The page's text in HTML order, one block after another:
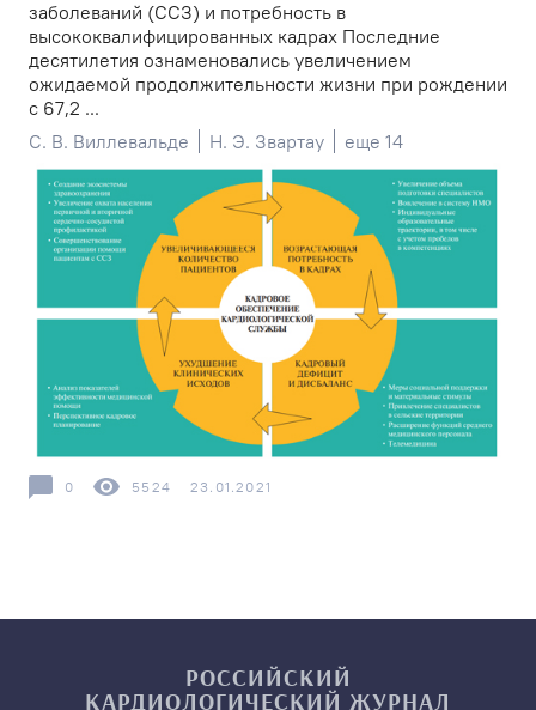
заболеваний (ССЗ) и потребность в
высококвалифицированных кадрах Последние
десятилетия ознаменовались увеличением
ожидаемой продолжительности жизни при рождении
с 67,2 ...
С. В. Виллевальде
Н. Э. Звартау еще 14
0 5524 23.01.2021
РОССИЙСКИЙ
КАРДИОЛОГИЧЕСКИЙ ЖУРНАЛ